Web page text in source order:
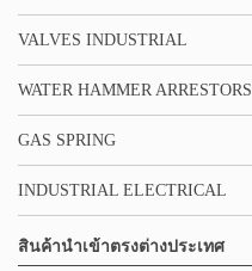
VALVES INDUSTRIAL
WATER HAMMER ARRESTORS
GAS SPRING
INDUSTRIAL ELECTRICAL
สินค้านำเข้าตรงต่างประเทศ